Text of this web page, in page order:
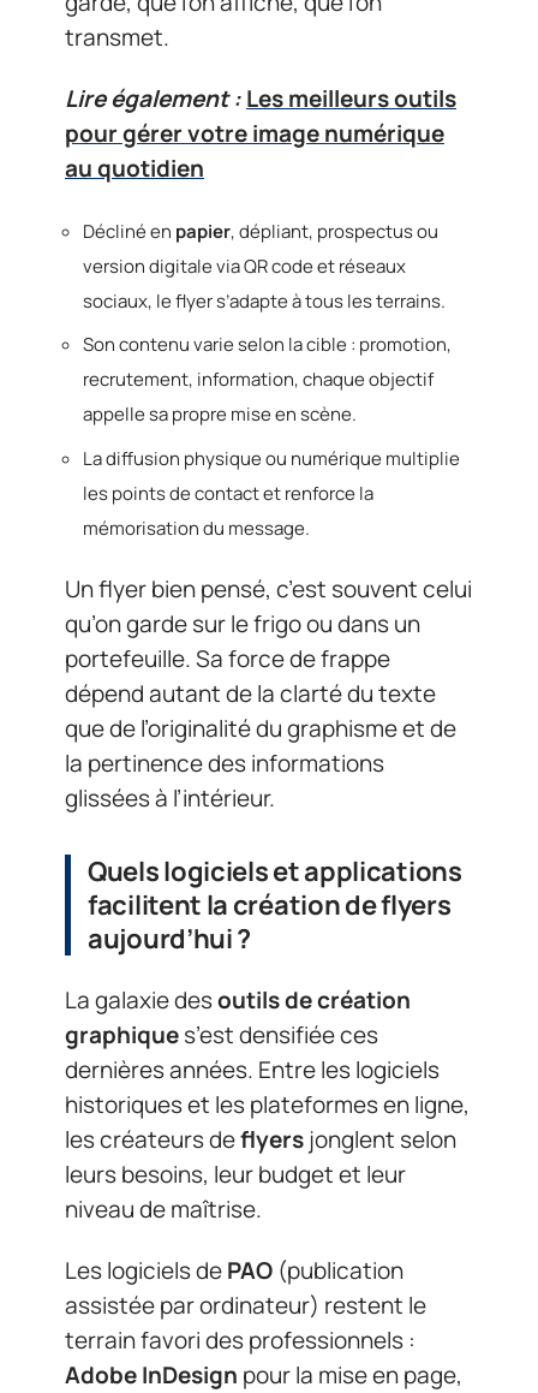
transmet.
Lire également :Les meilleurs outils
pour gérer votre image numérique
au quotidien
Décliné en papier, dépliant, prospectus ou
version digitale via QR code et réseaux
sociaux, le flyer s’adapte à tous les terrains.
Son contenu varie selon la cible : promotion,
recrutement, information, chaque objectif
appelle sa propre mise en scène.
La diffusion physique ou numérique multiplie
les points de contact et renforce la
mémorisation du message.
Un flyer bien pensé, c’est souvent celui
qu’on garde sur le frigo ou dans un
portefeuille. Sa force de frappe
dépend autant de la clarté du texte
que de l’originalité du graphisme et de
la pertinence des informations
glissées à l’intérieur.
Quels logiciels et applications
facilitent la création de flyers
aujourd’hui ?
La galaxie desoutils de création
graphiques’est densifiée ces
dernières années. Entre les logiciels
historiques et les plateformes en ligne,
les créateurs deflyers jonglent selon
leurs besoins, leur budget et leur
niveau de maîtrise.
Les logiciels dePAO (publication
assistée par ordinateur) restent le
terrain favori des professionnels :
Adobe InDesign pour la mise en page,